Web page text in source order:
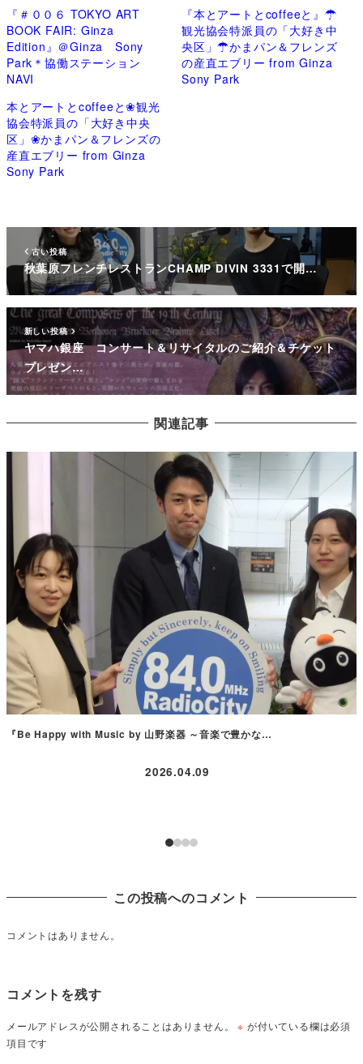
『＃００６ TOKYO ART
BOOK FAIR: Ginza
Edition』＠Ginza Sony
Park＊協働ステーション
NAVI
『本とアートとcoffeeと』☂
観光協会特派員の「大好き中
央区」☂かまパン＆フレンズ
の産直エブリー from Ginza
Sony Park
本とアートとcoffeeと❀観光
協会特派員の「大好き中央
区」❀かまパン＆フレンズの
産直エブリー from Ginza
Sony Park
古い投稿
秋葉原フレンチレストランCHAMP DIVIN 3331で開…
新しい投稿
ヤマハ銀座 コンサート＆リサイタルのご紹介＆チケット
プレゼン…
関連記事
『Be Happy with Music by 山野楽器 ～音楽で豊かな…
2026.04.09
この投稿へのコメント
コメントはありません。
コメントを残す
メールアドレスが公開されることはありません。 ※ が付いている欄は必須
項目です